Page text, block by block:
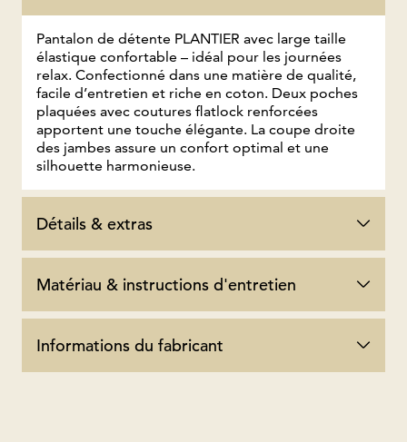
Pantalon de détente PLANTIER avec large taille
élastique confortable – idéal pour les journées
relax. Confectionné dans une matière de qualité,
facile d’entretien et riche en coton. Deux poches
plaquées avec coutures flatlock renforcées
apportent une touche élégante. La coupe droite
des jambes assure un confort optimal et une
silhouette harmonieuse.
Détails & extras
Matériau & instructions d'entretien
Informations du fabricant